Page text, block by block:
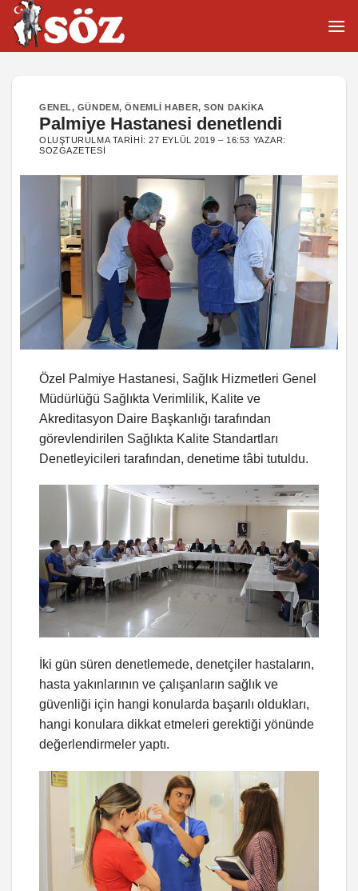
İçeriğe
atla
GENEL, GÜNDEM,ÖNEMLI HABER,SON DAKIKA
Palmiye Hastanesi denetlendi
OLUŞTURULMA TARIHI:27 EYLÜL 2019 – 16:53 YAZAR:
SOZGAZETESI
Özel Palmiye Hastanesi, Sağlık Hizmetleri Genel
Müdürlüğü Sağlıkta Verimlilik, Kalite ve
Akreditasyon Daire Başkanlığı tarafından
görevlendirilen Sağlıkta Kalite Standartları
Denetleyicileri tarafından, denetime tâbi tutuldu.
İki gün süren denetlemede, denetçiler hastaların,
hasta yakınlarının ve çalışanların sağlık ve
güvenliği için hangi konularda başarılı oldukları,
hangi konulara dikkat etmeleri gerektiği yönünde
değerlendirmeler yaptı.